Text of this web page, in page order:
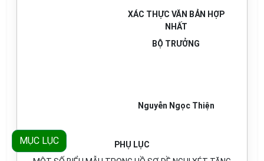
XÁC THỰC VĂN BẢN HỢP
NHẤT
BỘ TRƯỞNG
Nguyễn Ngọc Thiện
PHỤ LỤC
MỤC LỤC